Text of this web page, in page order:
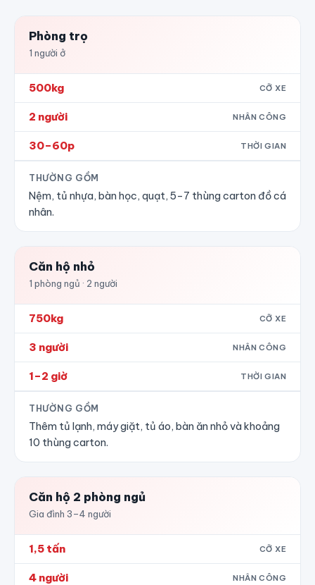
Phòng trọ
1 người ở
500kg CỠ XE
2 người NHÂN CÔNG
30–60p THỜI GIAN
THƯỜNG GỒM
Nệm, tủ nhựa, bàn học, quạt, 5–7 thùng carton đồ cá
nhân.
Căn hộ nhỏ
1 phòng ngủ · 2 người
750kg CỠ XE
3 người NHÂN CÔNG
1–2 giờ THỜI GIAN
THƯỜNG GỒM
Thêm tủ lạnh, máy giặt, tủ áo, bàn ăn nhỏ và khoảng
10 thùng carton.
Căn hộ 2 phòng ngủ
Gia đình 3–4 người
1,5 tấn CỠ XE
4 người NHÂN CÔNG